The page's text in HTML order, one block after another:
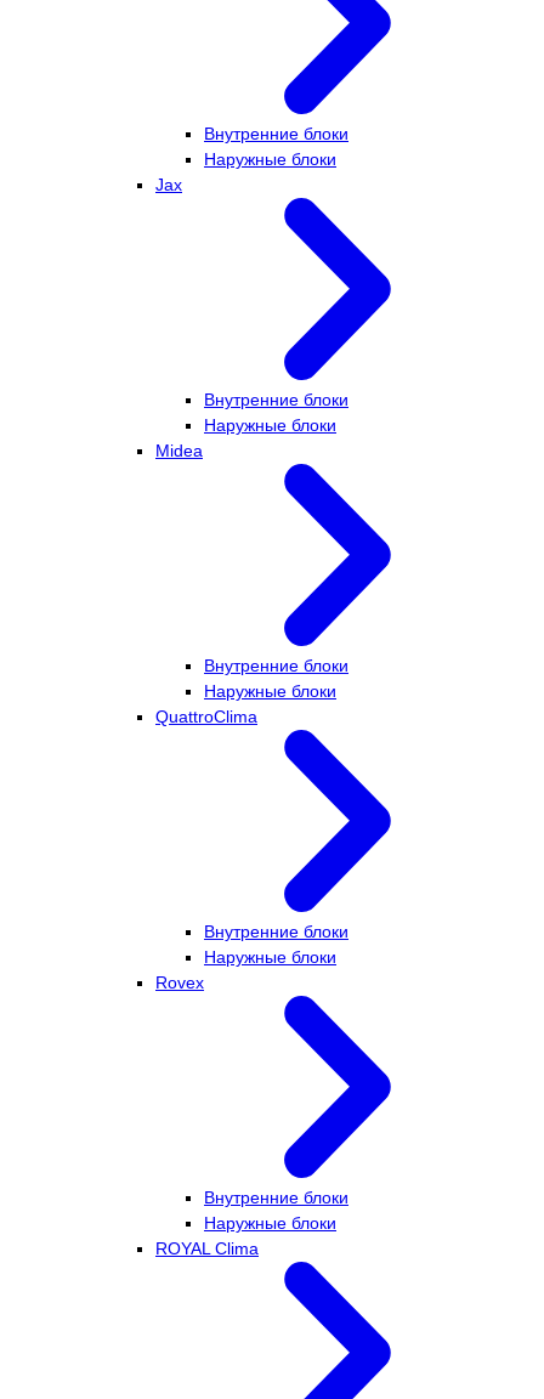
Внутренние блоки
Наружные блоки
Jax
Внутренние блоки
Наружные блоки
Midea
Внутренние блоки
Наружные блоки
QuattroClima
Внутренние блоки
Наружные блоки
Rovex
Внутренние блоки
Наружные блоки
ROYAL Clima